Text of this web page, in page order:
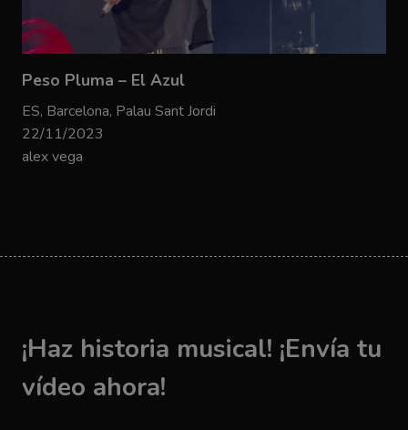
Peso Pluma – El Azul
ES, Barcelona, Palau Sant Jordi
22/11/2023
alex vega
¡Haz historia musical! ¡Envía tu
vídeo ahora!